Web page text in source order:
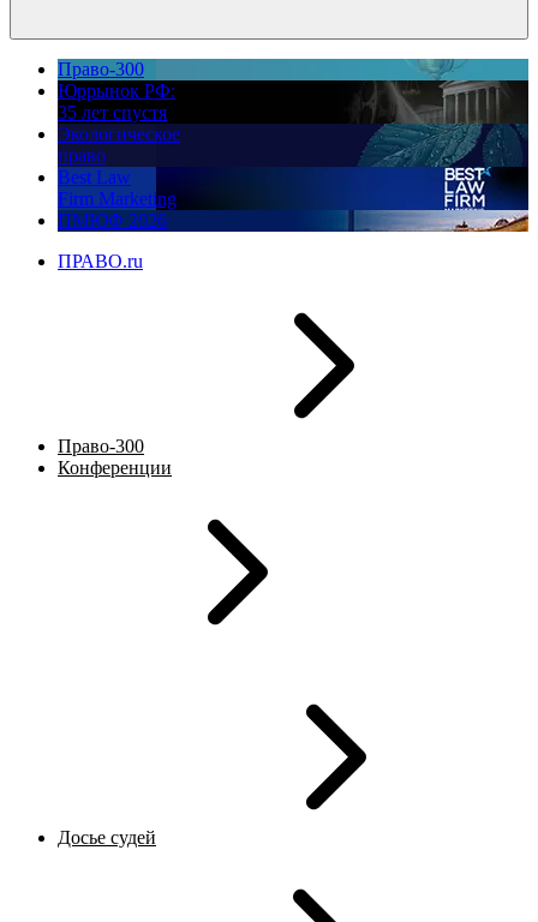
Право-300
Юррынок РФ:
35 лет спустя
Экологическое
право
Best Law
Firm Marketing
ПМЮФ 2026
ПРАВО.ru
Право-300
Конференции
Досье судей